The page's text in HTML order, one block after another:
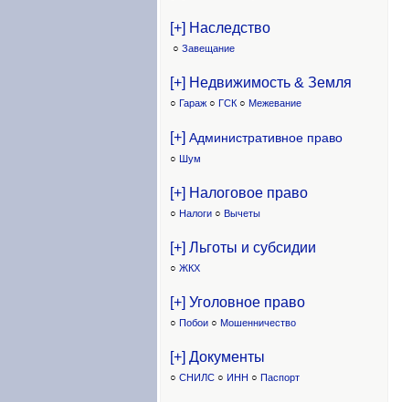
[+] Наследство
○ Завещание
[+] Недвижимость & Земля
○ Гараж ○ ГСК ○ Межевание
[+] Административное право
○ Шум
[+] Налоговое право
○ Налоги ○ Вычеты
[+] Льготы и субсидии
○ ЖКХ
[+] Уголовное право
○ Побои ○ Мошенничество
[+] Документы
○ СНИЛС ○ ИНН ○ Паспорт